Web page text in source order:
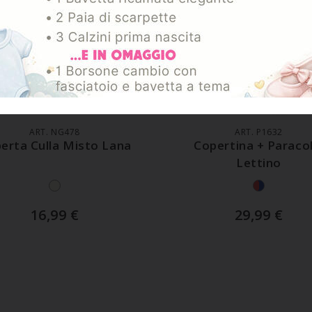
ART. NG478
Culla Misto Lana
16,99 €
ART. P1632
Copertina +
Lettino
29,99 €